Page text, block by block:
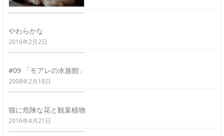
やわらかな
2016年2月2日
#09 「モアレの水族館」
2008年2月18日
猫に危険な花と観葉植物
2016年4月21日